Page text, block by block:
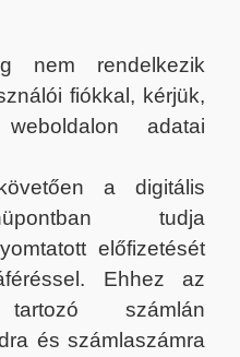
nem rendelkezik
fiókkal, kérjük,
adatai
a digitális
tudja
előfizetését
Ehhez az
tartozó számlán
és számlaszámra